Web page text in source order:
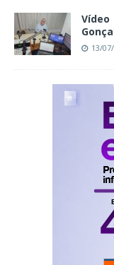
Vídeo
13/